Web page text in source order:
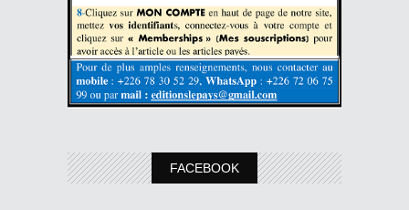
FACEBOOK